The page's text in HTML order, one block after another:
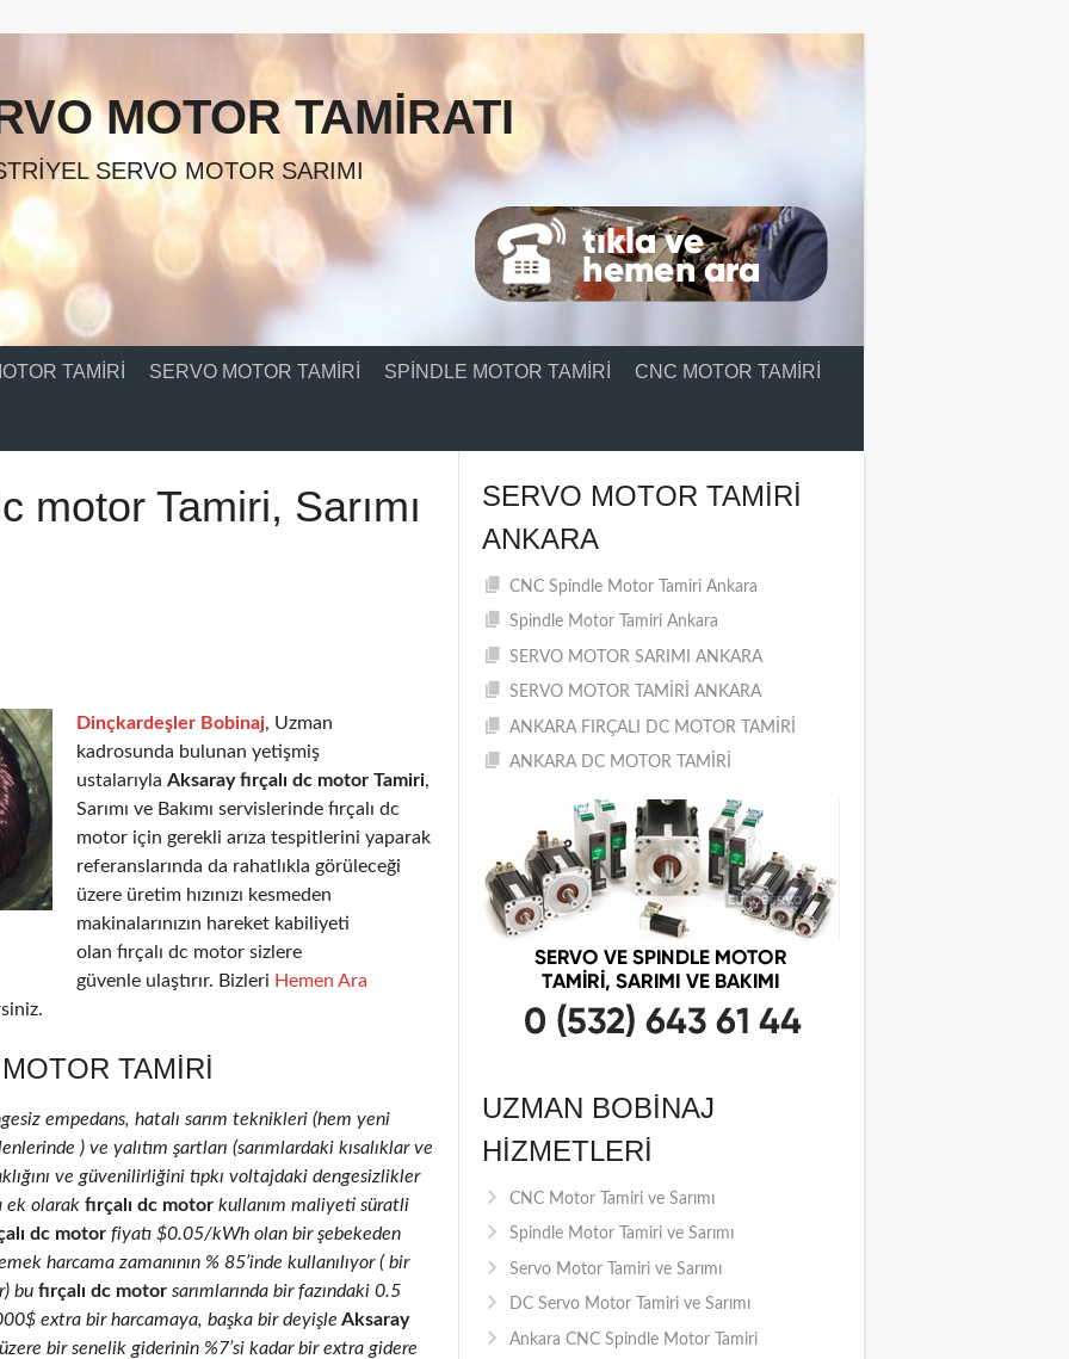
MOTOR TAMIRATI
SERVO MOTOR SARIMI
TAMIRI SERVO MOTOR TAMIRI SPINDLE MOTOR TAMIRI CNC MOTOR TAMIRI
motor Tamiri, Sarımı
Dinçkardeşler Bobinaj, Uzman
kadrosunda bulunan yetişmiş
ustalarıyla Aksaray fırçalı dc motor Tamiri,
Sarımı ve Bakımı servislerinde fırçalı dc
motor için gerekli arıza tespitlerini yaparak
referanslarında da rahatlıkla görüleceği
üzere üretim hızınızı kesmeden
makinalarınızın hareket kabiliyeti
olan fırçalı dc motor sizlere
güvenle ulaştırır. Bizleri Hemen Ara
TAMIRI
empedans, hatalı sarım teknikleri (hem yeni
) ve yalıtım şartları (sarımlardaki kısalıklar ve
ve güvenilirliğini tıpkı voltajdaki dengesizlikler
ek olarak fırçalı dc motor kullanım maliyeti süratli
dc motor fiyatı $0.05/kWh olan bir şebekeden
harcama zamanının % 85’inde kullanılıyor ( bir
bu fırçalı dc motor sarımlarında bir fazındaki 0.5
extra bir harcamaya, başka bir deyişle Aksaray
bir senelik giderinin %7’si kadar bir extra gidere
SERVO MOTOR TAMIRI
ANKARA
CNC Spindle Motor Tamiri Ankara
Spindle Motor Tamiri Ankara
SERVO MOTOR SARIMI ANKARA
SERVO MOTOR TAMİRİ ANKARA
ANKARA FIRÇALI DC MOTOR TAMİRİ
ANKARA DC MOTOR TAMİRİ
UZMAN BOBINAJ
HIZMETLERI
CNC Motor Tamiri ve Sarımı
Spindle Motor Tamiri ve Sarımı
Servo Motor Tamiri ve Sarımı
DC Servo Motor Tamiri ve Sarımı
Ankara CNC Spindle Motor Tamiri